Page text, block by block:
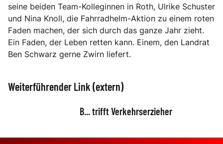
seine beiden Team-Kolleginnen in Roth, Ulrike Schuster
und Nina Knoll, die Fahrradhelm-Aktion zu einem roten
Faden machen, der sich durch das ganze Jahr zieht.
Ein Faden, der Leben retten kann. Einem, den Landrat
Ben Schwarz gerne Zwirn liefert.
Weiterführender Link (extern)
B... trifft Verkehrserzieher